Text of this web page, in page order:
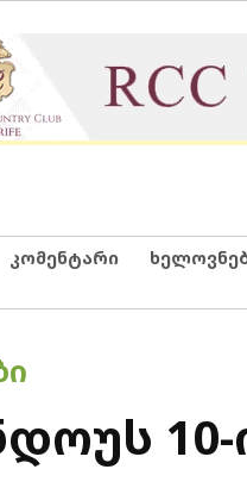
კომენტარი